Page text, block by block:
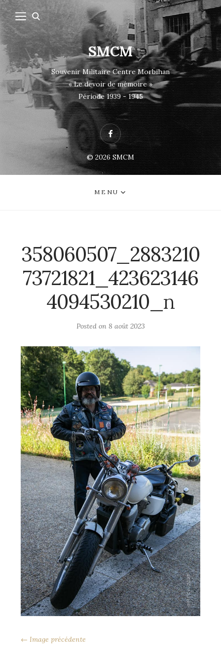
SMCM
Souvenir Militaire Centre Morbihan
« Le devoir de mémoire »
Période 1939 - 1945
Facebook
© 2026 SMCM
MENU
358060507_2883210
73721821_423623146
4094530210_n
Posted on 8 août 2023
← Image précédente